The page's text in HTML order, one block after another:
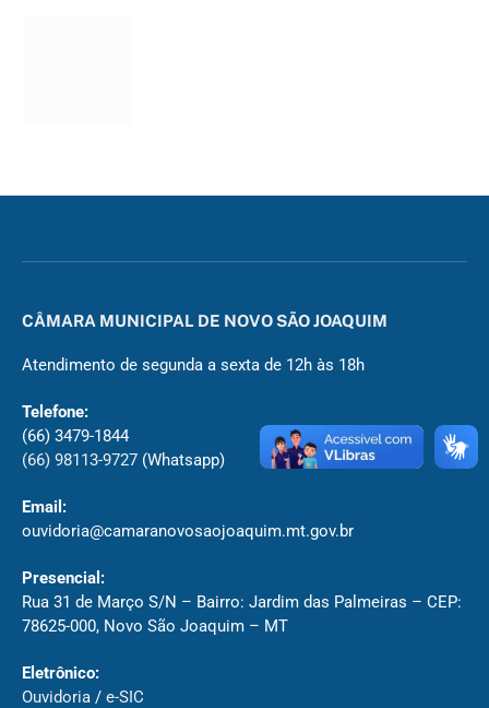
CÂMARA MUNICIPAL DE NOVO SÃO JOAQUIM
Atendimento de segunda a sexta de 12h às 18h
Telefone:
(66) 3479-1844
(66) 98113-9727 (Whatsapp)
Email:
ouvidoria@camaranovosaojoaquim.mt.gov.br
Presencial:
Rua 31 de Março S/N – Bairro: Jardim das Palmeiras – CEP:
78625-000, Novo São Joaquim – MT
Eletrônico:
Ouvidoria / e-SIC